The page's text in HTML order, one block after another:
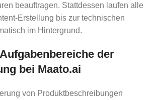
beauftragen. Stattdessen laufen alle
Erstellung bis zur technischen
im Hintergrund.
der
bei Maato.ai
von Produktbeschreibungen